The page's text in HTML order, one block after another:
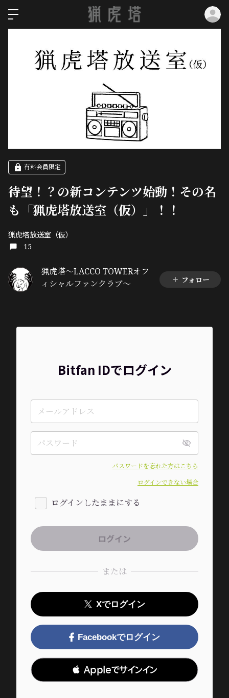
有料会員限定
待望！？の新コンテンツ始動！その名
も「猟虎塔放送室（仮）」！！
猟虎塔放送室（仮）
15
猟虎塔～LACCO TOWERオフ
ィシャルファンクラブ～
フォロー
Bitfan IDでログイン
パスワードを忘れた方はこちら
ログインできない場合
ログインしたままにする
または
Xでログイン
Facebookでログイン
 Appleでサインイン